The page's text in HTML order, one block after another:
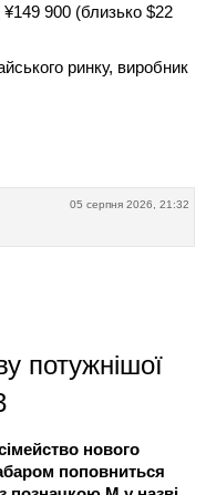
¥149 900 (близько $22
ринку, виробник
05 серпня 2026, 21:32
потужнішої
нового
поповниться